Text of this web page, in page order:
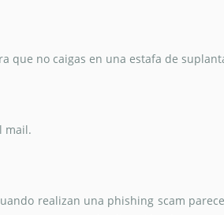
que no caigas en una estafa de
mail.
realizan una phishing scam